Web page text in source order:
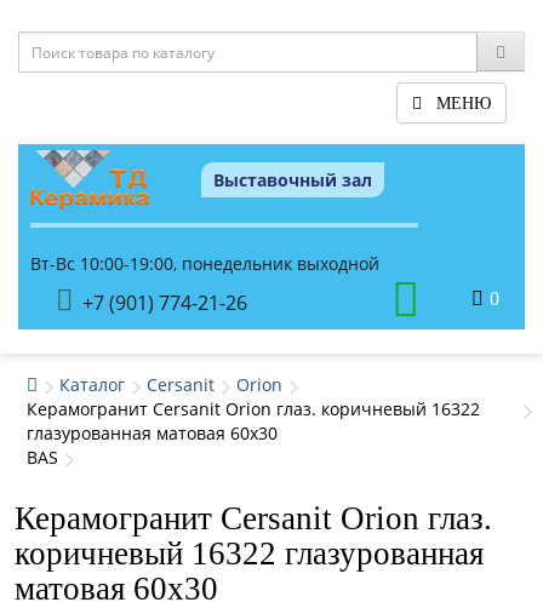
МЕНЮ
Выставочный зал
Вт-Вс 10:00-19:00, понедельник выходной
+7 (901) 774-21-26 0
Каталог Cersanit
Orion
Керамогранит Cersanit Orion глаз. коричневый 16322
глазурованная матовая 60x30
BAS
Керамогранит Cersanit Orion глаз.
коричневый 16322 глазурованная
матовая 60x30